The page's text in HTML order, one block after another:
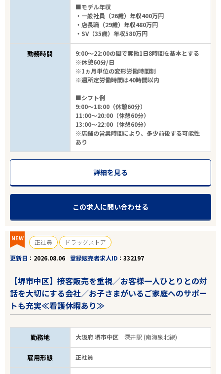
■モデル年収
・一般社員（26歳）年収400万円
・店長職（29歳）年収480万円
・SV（35歳）年収580万円
勤務時間
9:00～22:00の間で実働1日8時間を基本とする
※休憩60分/日
※1ヵ月単位の変形労働時間制
※週所定労働時間は40時間以内
■シフト例
9:00～18:00（休憩60分）
11:00～20:00（休憩60分）
13:00～22:00（休憩60分）
※店舗の営業時間により、多少前後する可能性
あり
詳細を見る
この求人に問い合わせる
NEW 正社員
ドラッグストア
更新日
2026.08.06 登録販売者求人ID 332197
【堺市中区】接客販売を重視／お客様一人ひとりとの対
話を大切にする会社／お子さまがいるご家庭へのサポー
トも充実≪看護休暇あり≫
勤務地 大阪府 堺市中区 深井駅 (南海泉北線)
雇用形態 正社員